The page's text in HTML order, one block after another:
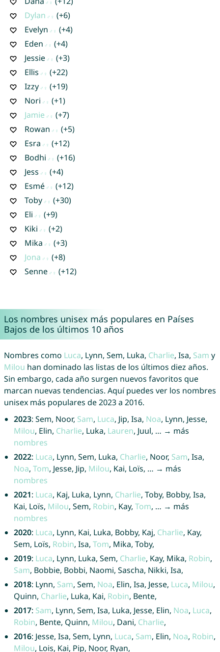
Dylan
(+6)
Evelyn
(+4)
Eden
(+4)
Jessie
(+3)
Ellis
(+22)
Izzy
(+19)
Nori
(+1)
Jamie
(+7)
Rowan
(+5)
Esra
(+12)
Bodhi
(+16)
Jess
(+4)
Esmé
(+12)
Toby
(+30)
Eli
(+9)
Kiki
(+2)
Mika
(+3)
Jona
(+8)
Senne
(+12)
Los nombres unisex más populares en Países
Bajos de los últimos 10 años
Nombres como Luca, Lynn, Sem, Luka, Charlie, Isa, Sam y
Milou han dominado las listas de los últimos diez años.
Sin embargo, cada año surgen nuevos favoritos que
marcan nuevas tendencias. Aquí puedes ver los nombres
unisex más populares de 2023 a 2016.
2023: Sem, Noor, Sam, Luca, Jip, Isa, Noa, Lynn, Jesse,
Milou, Elin, Charlie, Luka, Lauren, Juul, … → más
nombres
2022: Luca, Lynn, Sem, Luka, Charlie, Noor, Sam, Isa,
Noa, Tom, Jesse, Jip, Milou, Kai, Loïs, … → más
nombres
2021: Luca, Kaj, Luka, Lynn, Charlie, Toby, Bobby, Isa,
Kai, Loïs, Milou, Sem, Robin, Kay, Tom, … → más
nombres
2020: Luca, Lynn, Kai, Luka, Bobby, Kaj, Charlie, Kay,
Sem, Loïs, Robin, Isa, Tom, Mika, Toby,
2019: Luca, Lynn, Luka, Sem, Charlie, Kay, Mika, Robin,
Sam, Bobbie, Bobbi, Naomi, Sascha, Nikki, Isa,
2018: Lynn, Sam, Sem, Noa, Elin, Isa, Jesse, Luca, Milou,
Quinn, Charlie, Luka, Kai, Robin, Bente,
2017: Sam, Lynn, Sem, Isa, Luka, Jesse, Elin, Noa, Luca,
Robin, Bente, Quinn, Milou, Dani, Charlie,
2016: Jesse, Isa, Sem, Lynn, Luca, Sam, Elin, Noa, Robin,
Milou, Lois, Kai, Pip, Noor, Ryan,